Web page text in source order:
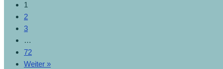
1
2
3
…
72
Weiter »